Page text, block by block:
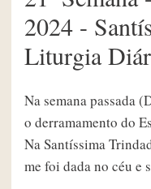
2024 -
Liturgia
Na semana passada
o derramamento do
Na Santíssima
me foi dada no céu e